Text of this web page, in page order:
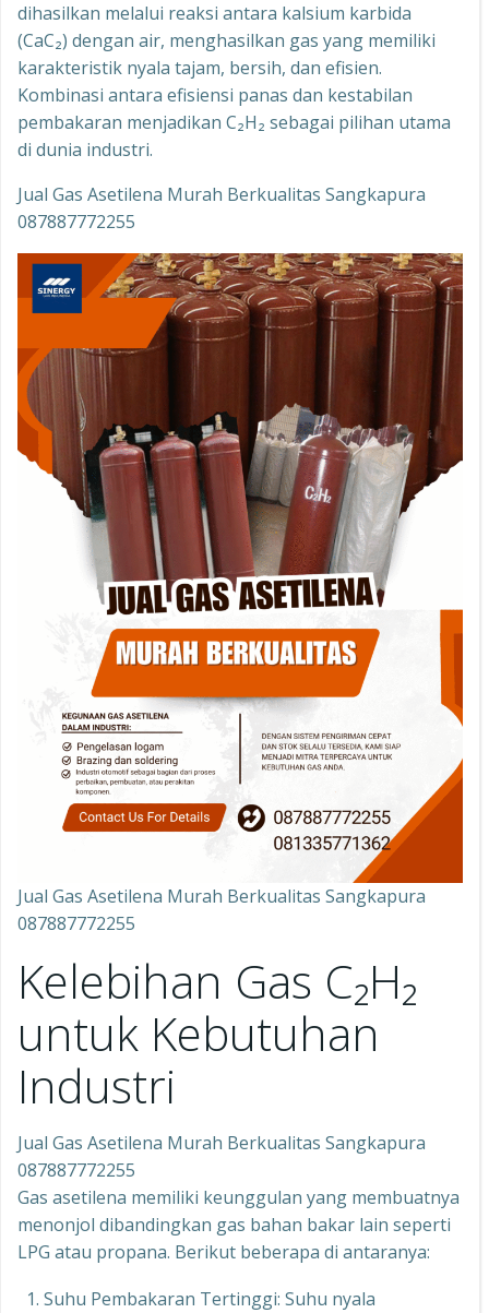
dihasilkan melalui reaksi antara kalsium karbida
(CaC₂) dengan air, menghasilkan gas yang memiliki
karakteristik nyala tajam, bersih, dan efisien.
Kombinasi antara efisiensi panas dan kestabilan
pembakaran menjadikan C₂H₂ sebagai pilihan utama
di dunia industri.
Jual Gas Asetilena Murah Berkualitas Sangkapura
087887772255
Jual Gas Asetilena Murah Berkualitas Sangkapura
087887772255
Kelebihan Gas C₂H₂
untuk Kebutuhan
Industri
Jual Gas Asetilena Murah Berkualitas Sangkapura
087887772255
Gas asetilena memiliki keunggulan yang membuatnya
menonjol dibandingkan gas bahan bakar lain seperti
LPG atau propana. Berikut beberapa di antaranya:
Suhu Pembakaran Tertinggi: Suhu nyala